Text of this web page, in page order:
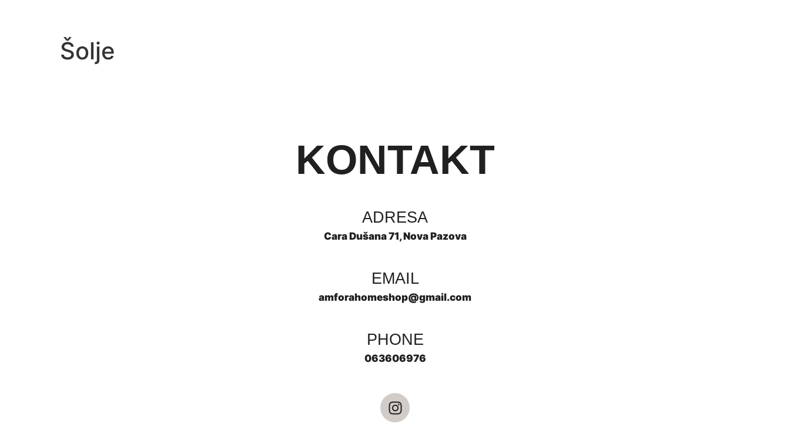
Šolje
KONTAKT
ADRESA
Cara Dušana 71, Nova Pazova
EMAIL
amforahomeshop@gmail.com
PHONE
063606976